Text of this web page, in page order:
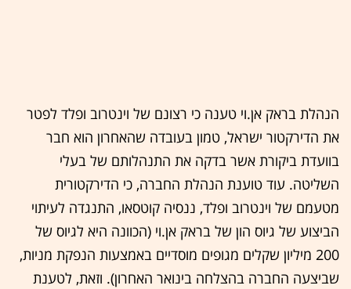
הנהלת בראק אן.וי טענה כי רצונם של וינטרוב ופלד לפטר
את הדירקטור ישראל, טמון בעובדה שהאחרון הוא חבר
בוועדת ביקורת אשר בדקה את התנהלותם של בעלי
השליטה. עוד טוענת הנהלת החברה, כי הדירקטורית
מטעמם של וינטרוב ופלד, ננסיה קוטסאו, התנגדה לעיתוי
הביצוע של גיוס הון של בראק אן.וי (הכוונה היא לגיוס של
200 מיליון שקלים מגופים מוסדיים באמצעות הנפקת מניות,
שביצעה החברה בהצלחה בינואר האחרון). וזאת, לטענת